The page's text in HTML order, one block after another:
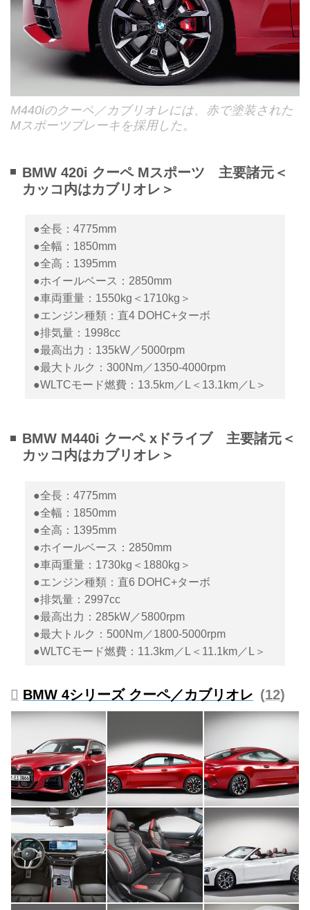
M440iのクーペ／カブリオレには、赤で塗装された
Mスポーツブレーキを採用した。
BMW 420i クーペ Mスポーツ 主要諸元＜
カッコ内はカブリオレ＞
●全長：4775mm
●全幅：1850mm
●全高：1395mm
●ホイールベース：2850mm
●車両重量：1550kg＜1710kg＞
●エンジン種類：直4 DOHC+ターボ
●排気量：1998cc
●最高出力：135kW／5000rpm
●最大トルク：300Nm／1350-4000rpm
●WLTCモード燃費：13.5km／L＜13.1km／L＞
BMW M440i クーペ xドライブ 主要諸元＜
カッコ内はカブリオレ＞
●全長：4775mm
●全幅：1850mm
●全高：1395mm
●ホイールベース：2850mm
●車両重量：1730kg＜1880kg＞
●エンジン種類：直6 DOHC+ターボ
●排気量：2997cc
●最高出力：285kW／5800rpm
●最大トルク：500Nm／1800-5000rpm
●WLTCモード燃費：11.3km／L＜11.1km／L＞
BMW 4シリーズ クーペ／カブリオレ 12